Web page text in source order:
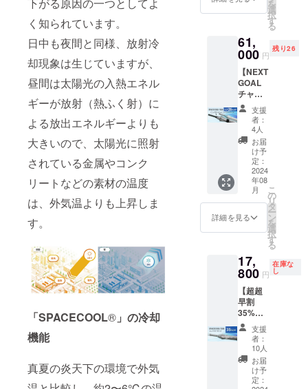
く知られています。
日中も夜間と同様、放射冷
却現象は生じていますが、
昼間は太陽光の入熱エネル
ギーが放射（熱ふく射）に
よる放出エネルギーよりも
大きいので、太陽光に照射
されている金属やコンク
リートなどの素材の温度
は、外気温よりも上昇しま
す。
「SPACECOOL® 」の冷却
機能
真夏の炎天下の環境で外気
材の供
給状
造工程
上の都
合等に
より出
荷時期
が遅れ
る場合
があり
ます。
でも全
してお
りま
す。 修
理の際
の商品
の発送
費用は
ご負担
をお願
いいた
しま
す。 ※
ご注文
状況、
使用部
給状
況、製
上の都
合等に
より出
荷時期
が遅れ
る場合
があり
ます。
レー ※
ズご愛
用者の
方には
おなじ
みの
「カ
テール
ピッコ
ロ」と
同じサ
イズと
なりま
す。 ※
こちら
の商品
一破損
した時
に対応
してお
りま
す。 修
理の際
の商品
の発送
費用は
ご負担
をお願
いいた
しま
約383／
白×ピン
ク、白×
グレー
中棒：
φ10ｍ
ｍアル
ミパイ
プ製／
実行直
径：約
84ｃｍ
親受
骨：
φ3.5ｍ
ｍ、
47cm(F
RP製)8
本／畳
ｃｍ ハ
ンドル
ABS樹
脂
バイヤ
ス部：
ポリエ
ステル
100％
カ
ラー：
シル
開き長
傘 重
さ：約
885g 中
棒：
φ16ｍ
ｍアル
ミパイ
プ製 実
行直径
140cm
親受骨
φ4ｍ
ｍ、85
ｃｍ
(FRP製)
８本骨
ハンド
ル 木製
ズンド
ウ（ス
トレー
ト型）
バイヤ
ス部：
ポリエ
ステル
１０
０％ カ
宙に逃
がす日
「SPAC
ECOOL
日傘
（ビッ
グタイ
プ）」
を1本お
送りし
ます。
［一般
販売予
定価格
61,400
円の
15%OF
F］ 生
産国：
傘 重
さ：約
885g 中
棒：
φ16ｍ
ｍアル
ミパイ
プ製 実
行直径
140cm
親受骨
φ4ｍ
を
選
択
す
る
61,
000 円
残り26
【NEXT
GOAL
チャレ
ンジ割
26%OF
61,000
円（税
込、送
料込）
熱を宇
宙に逃
がす日
傘
「SPAC
ECOOL
ビッグ
タイプ
＋コン
パクト
タイプ
のペア
でのご
購入。
【ネク
スト
ゴール
1000万
支援
者：
4人
お届
け予
定：
2024
年08
月
詳細を見る
こ
の
リ
タ
ー
ン
を
選
択
す
る
17,
800 円
在庫な
し
【超超
早割
35%OF
F】
17,800
円（税
込、送
料込）
「SPAC
支援
者：
10人
お届
け予
定：